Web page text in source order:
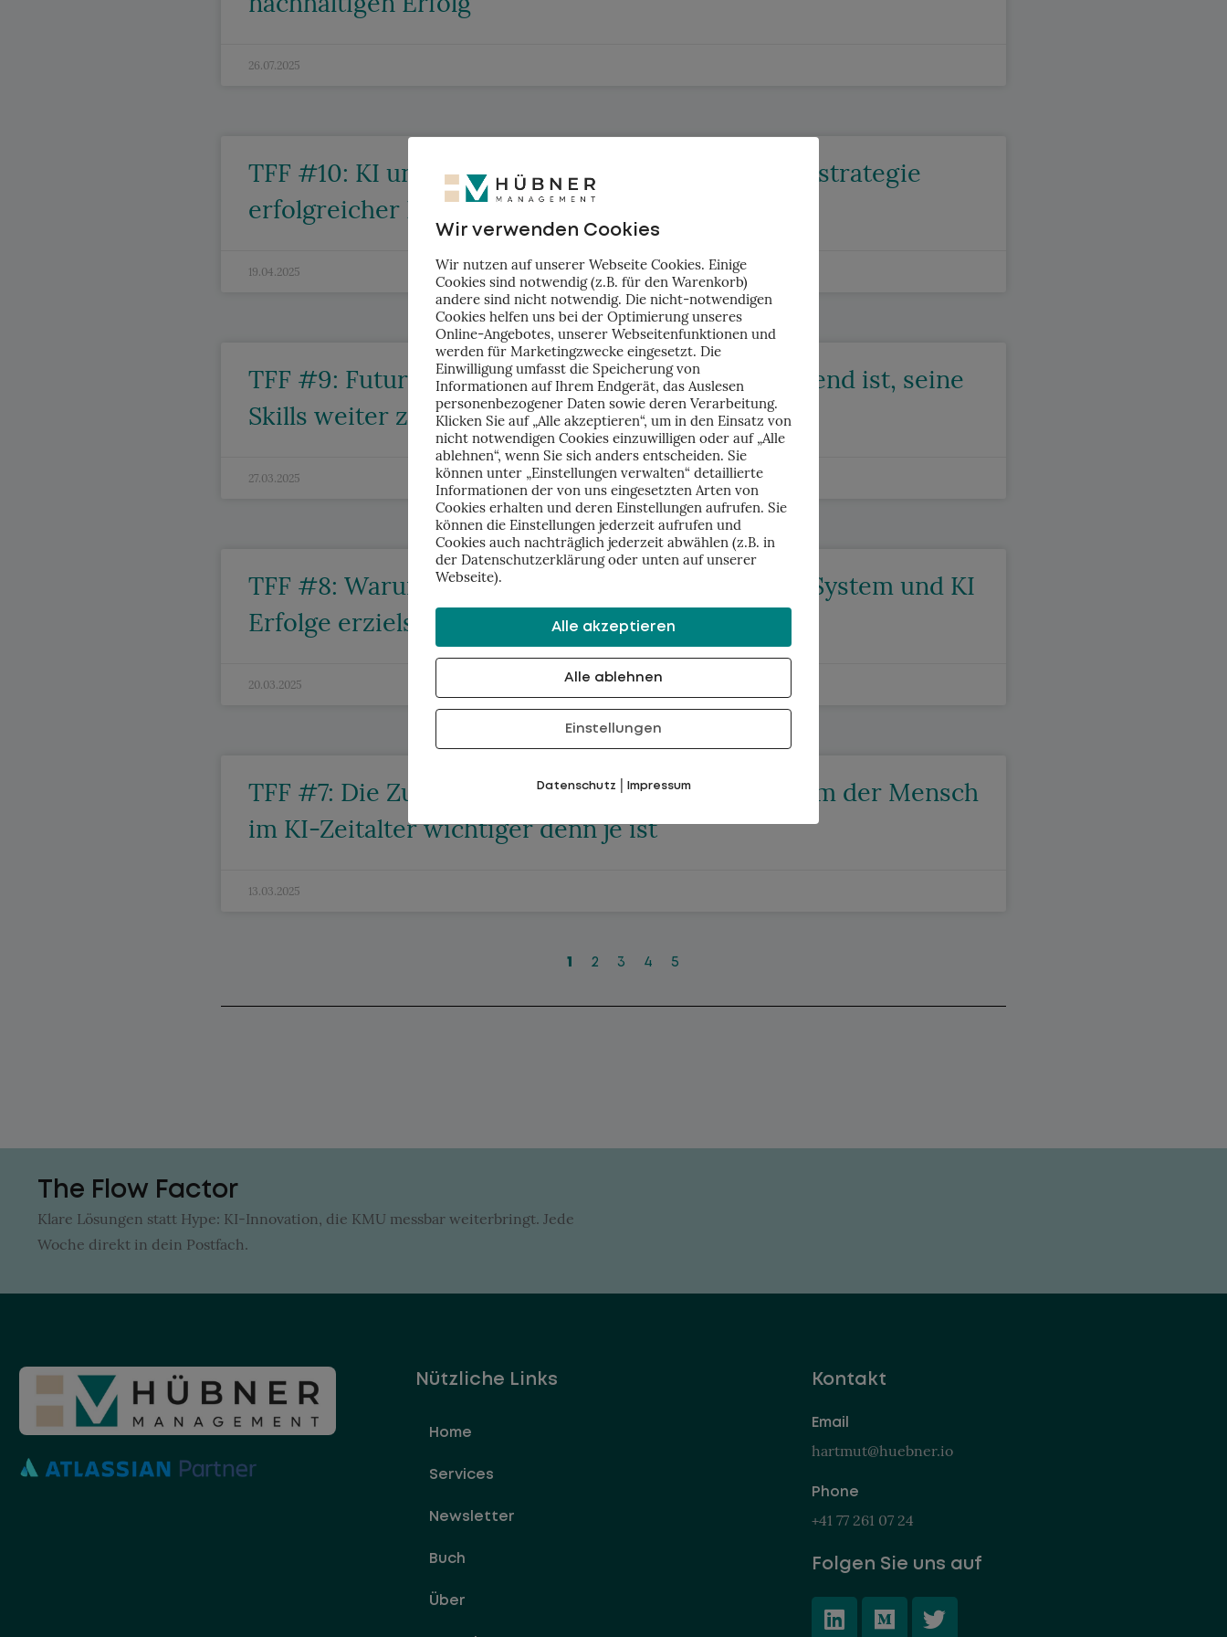
e
l
26.07.2025
TFF #10: KI und Unternehmenskultur: Die Doppelstrategie
erfolgreicher KMU
19.04.2025
TFF #9: Future-Ready? Warum es jetzt entscheidend ist, seine
Skills weiter zu entwickeln
27.03.2025
TFF #8: Warum Ziele scheitern – und wie du mit System und KI
Erfolge erzielst
20.03.2025
TFF #7: Die Zukunft der Arbeit gehört Dir – Warum der Mensch
im KI-Zeitalter wichtiger denn je ist
13.03.2025
1 2 3 4 5
The Flow Factor
Klare Lösungen statt Hype: KI-Innovation, die KMU messbar weiterbringt. Jede
Woche direkt in dein Postfach.
Nützliche Links
Home
Services
Newsletter
Buch
Über
Kontakt
Email
hartmut@huebner.io
Phone
+41 77 261 07 24
Folgen Sie uns auf
Wir verwenden Cookies
Wir nutzen auf unserer Webseite Cookies. Einige
Cookies sind notwendig (z.B. für den Warenkorb)
andere sind nicht notwendig. Die nicht-notwendigen
Cookies helfen uns bei der Optimierung unseres
Online-Angebotes, unserer Webseitenfunktionen und
werden für Marketingzwecke eingesetzt. Die
Einwilligung umfasst die Speicherung von
Informationen auf Ihrem Endgerät, das Auslesen
personenbezogener Daten sowie deren Verarbeitung.
Klicken Sie auf „Alle akzeptieren“, um in den Einsatz von
nicht notwendigen Cookies einzuwilligen oder auf „Alle
ablehnen“, wenn Sie sich anders entscheiden. Sie
können unter „Einstellungen verwalten“ detaillierte
Informationen der von uns eingesetzten Arten von
Cookies erhalten und deren Einstellungen aufrufen. Sie
können die Einstellungen jederzeit aufrufen und
Cookies auch nachträglich jederzeit abwählen (z.B. in
der Datenschutzerklärung oder unten auf unserer
Webseite).
Alle akzeptieren
Alle ablehnen
Einstellungen
Datenschutz | Impressum